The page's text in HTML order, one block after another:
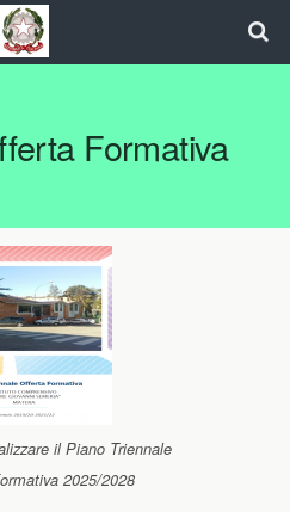
Formativa
il Piano Triennale
2025/2028